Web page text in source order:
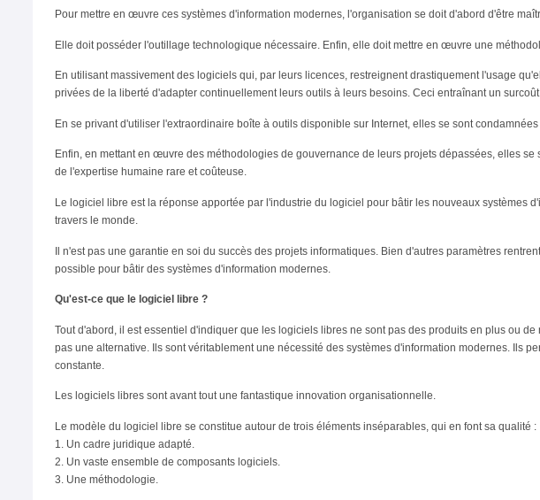
Pour mettre en œuvre ces systèmes d'information modernes, l'organisation se doit d'abord d'être
Elle doit posséder l'outillage technologique nécessaire. Enfin, elle doit mettre en œuvre une
En utilisant massivement des logiciels qui, par leurs licences, restreignent drastiquement l'usage
privées de la liberté d'adapter continuellement leurs outils à leurs besoins. Ceci entraînant un
En se privant d'utiliser l'extraordinaire boîte à outils disponible sur Internet, elles se sont
Enfin, en mettant en œuvre des méthodologies de gouvernance de leurs projets dépassées, elles
de l'expertise humaine rare et coûteuse.
Le logiciel libre est la réponse apportée par l'industrie du logiciel pour bâtir les nouveaux systèmes
travers le monde.
Il n'est pas une garantie en soi du succès des projets informatiques. Bien d'autres paramètres
possible pour bâtir des systèmes d'information modernes.
Qu'est-ce que le logiciel libre ?
Tout d'abord, il est essentiel d'indiquer que les logiciels libres ne sont pas des produits en plus ou
pas une alternative. Ils sont véritablement une nécessité des systèmes d'information modernes. Ils
constante.
Les logiciels libres sont avant tout une fantastique innovation organisationnelle.
Le modèle du logiciel libre se constitue autour de trois éléments inséparables, qui en font sa qualité :
1. Un cadre juridique adapté.
2. Un vaste ensemble de composants logiciels.
3. Une méthodologie.